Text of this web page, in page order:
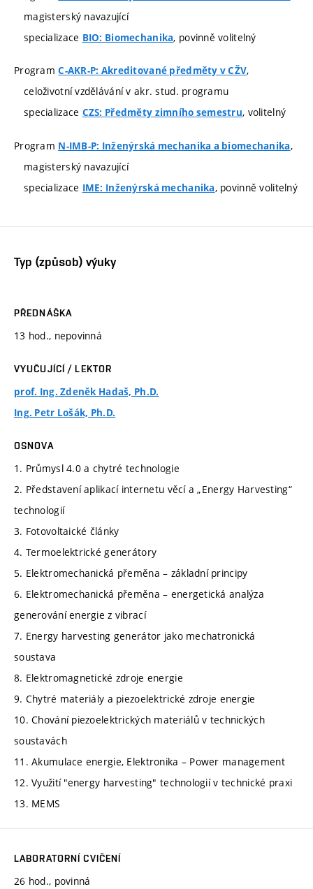
magisterský navazující
specializace BIO: Biomechanika, povinně volitelný
ProgramC-AKR-P: Akreditované předměty v CŽV,
celoživotní vzdělávání v akr. stud. programu
specializace CZS: Předměty zimního semestru, volitelný
Program N-IMB-P: Inženýrská mechanika a biomechanika,
magisterský navazující
specializace IME: Inženýrská mechanika, povinně volitelný
Typ (způsob) výuky
PŘEDNÁŠKA
13 hod., nepovinná
VYUČUJÍCÍ / LEKTOR
prof. Ing. Zdeněk Hadaš, Ph.D.
Ing. Petr Lošák, Ph.D.
OSNOVA
1. Průmysl 4.0 a chytré technologie
2. Představení aplikací internetu věcí a „Energy Harvesting“
technologií
3. Fotovoltaické články
4. Termoelektrické generátory
5. Elektromechanická přeměna – základní principy
6. Elektromechanická přeměna – energetická analýza
generování energie z vibrací
7. Energy harvesting generátor jako mechatronická
soustava
8. Elektromagnetické zdroje energie
9. Chytré materiály a piezoelektrické zdroje energie
10. Chování piezoelektrických materiálů v technických
soustavách
11. Akumulace energie, Elektronika – Power management
12. Využití "energy harvesting" technologií v technické praxi
13. MEMS
LABORATORNÍ CVIČENÍ
26 hod., povinná